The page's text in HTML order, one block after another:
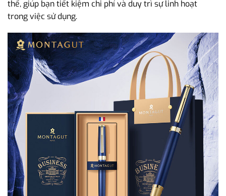
thế, giúp bạn tiết kiệm chi phí và duy trì sự linh hoạt
trong việc sử dụng.